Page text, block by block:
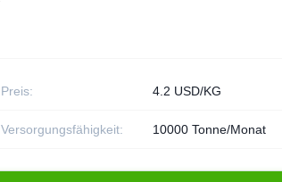
Preis: 4.2 USD/KG
Versorgungsfähigkeit: 10000 Tonne/Monat